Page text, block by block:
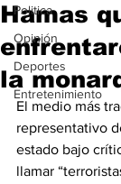
Politica
Opinión
Deportes
Entretenimiento
Hamas
la
El medio más
representativo
estado bajo
llamar